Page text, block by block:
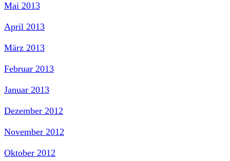
Mai 2013
April 2013
März 2013
Februar 2013
Januar 2013
Dezember 2012
November 2012
Oktober 2012